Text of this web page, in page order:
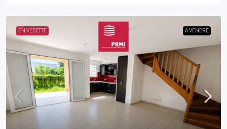
EN VEDETTE A VENDRE